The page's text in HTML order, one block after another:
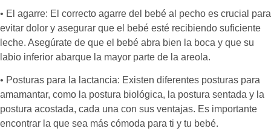
• El agarre: El correcto agarre del bebé al pecho es crucial para
evitar dolor y asegurar que el bebé esté recibiendo suficiente
leche. Asegúrate de que el bebé abra bien la boca y que su
labio inferior abarque la mayor parte de la areola.
• Posturas para la lactancia: Existen diferentes posturas para
amamantar, como la postura biológica, la postura sentada y la
postura acostada, cada una con sus ventajas. Es importante
encontrar la que sea más cómoda para ti y tu bebé.